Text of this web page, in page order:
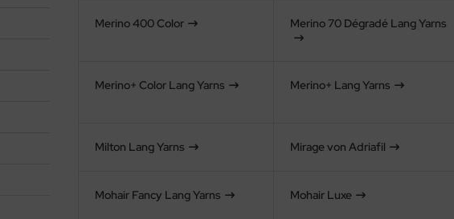
Merino 400 Color Merino 70 Dégradé Lang Yarns
Merino+ Color Lang Yarns Merino+ Lang Yarns
Milton Lang Yarns Mirage von Adriafil
Mohair Fancy Lang Yarns Mohair Luxe